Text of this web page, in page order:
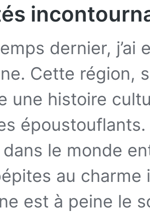
dernier, j’ai
Cette région,
une histoire
le monde
au charme
est à peine le